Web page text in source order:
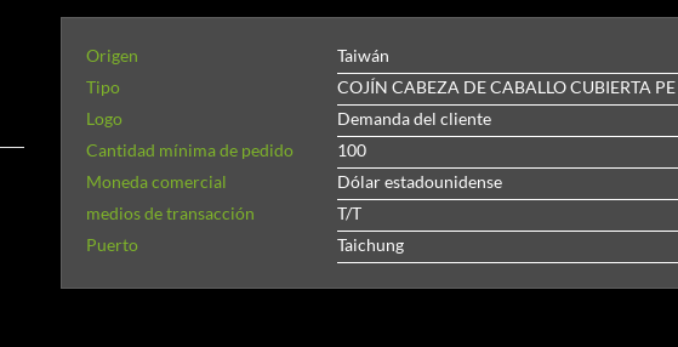
Origen
Taiwán
Tipo
COJÍN CABEZA DE CABALLO CUBIERTA
Logo
Demanda del cliente
Cantidad mínima de pedido
100
Moneda comercial
Dólar estadounidense
medios de transacción
T/T
Puerto
Taichung